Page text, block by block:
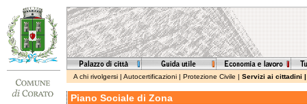
A chi rivolgersi | Autocertificazioni | Protezione Civile | Servizi ai cittadini
Piano Sociale di Zona